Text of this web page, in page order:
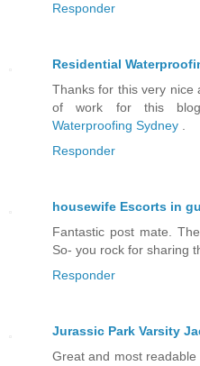
Responder
Residential
Thanks for this very nice
of work for this
Waterproofing Sydney .
Responder
housewife Escorts in
Fantastic post mate.
So- you rock for sharing
Responder
Jurassic Park Varsity
Great and most